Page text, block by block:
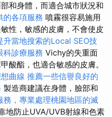
和身體，而適合城市狀況和
的各項服務 噴霧很容易施用
性，敏感的皮膚，不會使皮
升當地搜索的Local SEO技
科診療服務 Vichy的失重面
酸酯，也適合敏感的皮膚。
曲線 推薦一些信譽良好的
製造商建議在身體，臉部和
務，專業處理桃園地區的滅
地防止UVA/UVB射線和色素